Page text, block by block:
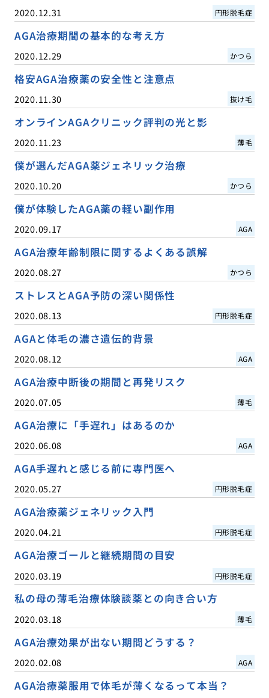
2020.12.31 円形脱毛症
AGA治療期間の基本的な考え方
2020.12.29 かつら
格安AGA治療薬の安全性と注意点
2020.11.30 抜け毛
オンラインAGAクリニック評判の光と影
2020.11.23 薄毛
僕が選んだAGA薬ジェネリック治療
2020.10.20 かつら
僕が体験したAGA薬の軽い副作用
2020.09.17 AGA
AGA治療年齢制限に関するよくある誤解
2020.08.27 かつら
ストレスとAGA予防の深い関係性
2020.08.13 円形脱毛症
AGAと体毛の濃さ遺伝的背景
2020.08.12 AGA
AGA治療中断後の期間と再発リスク
2020.07.05 薄毛
AGA治療に「手遅れ」はあるのか
2020.06.08 AGA
AGA手遅れと感じる前に専門医へ
2020.05.27 円形脱毛症
AGA治療薬ジェネリック入門
2020.04.21 円形脱毛症
AGA治療ゴールと継続期間の目安
2020.03.19 円形脱毛症
私の母の薄毛治療体験談薬との向き合い方
2020.03.18 薄毛
AGA治療効果が出ない期間どうする？
2020.02.08 AGA
AGA治療薬服用で体毛が薄くなるって本当？